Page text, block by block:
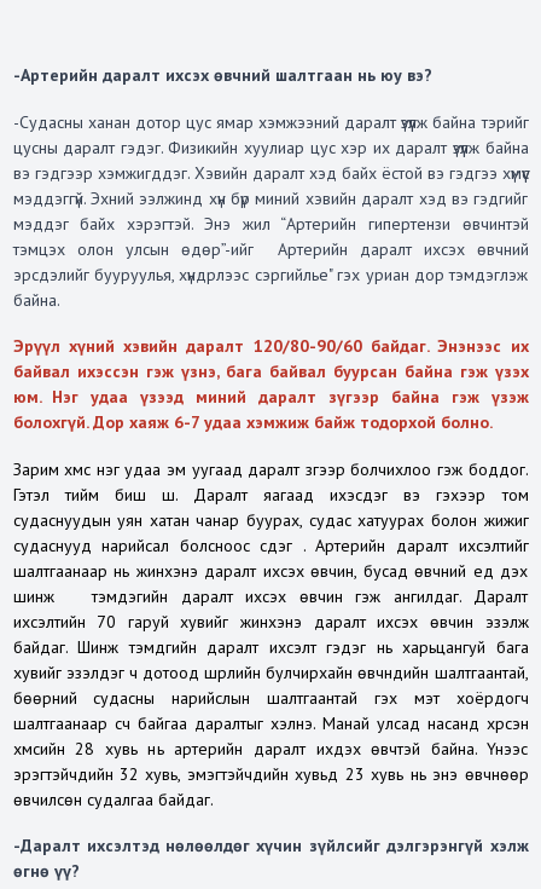
-Артерийн даралт ихсэх өвчний шалтгаан нь юу вэ?
-Судасны ханан дотор цус ямар хэмжээний даралт үзүүлж байна тэрийг
цусны даралт гэдэг. Физикийн хуулиар цус хэр их даралт үзүүлж байна
вэ гэдгээр хэмжигддэг. Хэвийн даралт хэд байх ёстой вэ гэдгээ хүмүүс
мэддэггүй. Эхний ээлжинд хүн бүр миний хэвийн даралт хэд вэ гэдгийг
мэддэг байх хэрэгтэй. Энэ жил “Артерийн гипертензи өвчинтэй
тэмцэх олон улсын өдөр”-ийг Артерийн даралт ихсэх өвчний
эрсдэлийг бууруулья, хүндрлээс сэргийлье" гэх уриан дор тэмдэглэж
байна.
Эрүүл хүний хэвийн даралт 120/80-90/60 байдаг. Энэнээс их
байвал ихэссэн гэж үзнэ, бага байвал буурсан байна гэж үзэх
юм. Нэг удаа үзээд миний даралт зүгээр байна гэж үзэж
болохгүй. Дор хаяж 6-7 удаа хэмжиж байж тодорхой болно.
Зарим хүмүүс нэг удаа эм уугаад даралт зүгээр болчихлоо гэж боддог.
Гэтэл тийм биш шүү. Даралт яагаад ихэсдэг вэ гэхээр том
судаснуудын уян хатан чанар буурах, судас хатуурах болон жижиг
судаснууд нарийсал болсноос үүсдэг . Артерийн даралт ихсэлтийг
шалтгаанаар нь жинхэнэ даралт ихсэх өвчин, бусад өвчний үед дэх
шинж тэмдэгийн даралт ихсэх өвчин гэж ангилдаг. Даралт
ихсэлтийн 70 гаруй хувийг жинхэнэ даралт ихсэх өвчин эзэлж
байдаг. Шинж тэмдгийн даралт ихсэлт гэдэг нь харьцангуй бага
хувийг эзэлдэг ч дотоод шүүрлийн булчирхайн өвчнүүдийн шалтгаантай,
бөөрний судасны нарийслын шалтгаантай гэх мэт хоёрдогч
шалтгаанаар үүсч байгаа даралтыг хэлнэ. Манай улсад насанд хүрсэн
хүмүүсийн 28 хувь нь артерийн даралт ихдэх өвчтэй байна. Үүнээс
эрэгтэйчүүдийн 32 хувь, эмэгтэйчүүдийн хувьд 23 хувь нь энэ өвчнөөр
өвчилсөн судалгаа байдаг.
-Даралт ихсэлтэд нөлөөлдөг хүчин зүйлсийг дэлгэрэнгүй хэлж
өгнө үү?